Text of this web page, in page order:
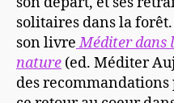
solitaires dans la
son livreMéditer dans
nature (ed. Méditer
des